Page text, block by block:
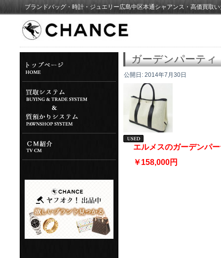
ブランドバッグ・時計・ジュエリー広島中区本通シャアンス・高価買取
ガーデンパーティ
公開日: 2014年7月30日
エルメスのガーデンパ
￥158,000円